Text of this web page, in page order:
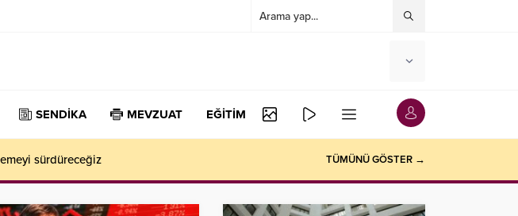
SENDİKA MEVZUAT EĞİTİM
TÜMÜNÜ GÖSTER →